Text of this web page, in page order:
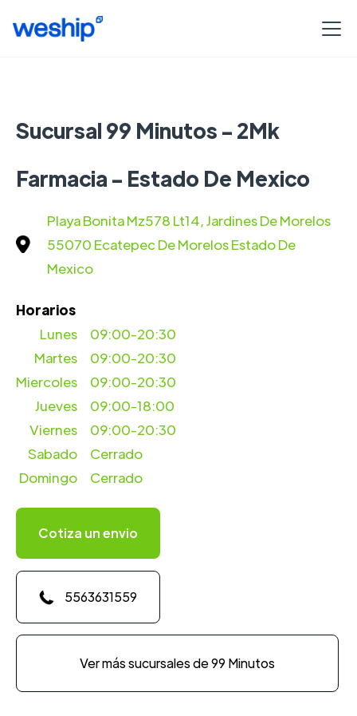
Sucursal 99 Minutos - 2Mk
Farmacia - Estado De Mexico
Playa Bonita Mz578 Lt14, Jardines De Morelos
55070 Ecatepec De Morelos Estado De
Mexico
Horarios
09:00-20:30
Martes
Miercoles
Lunes
09:00-20:30
09:00-20:30
Jueves
09:00-18:00
Viernes
09:00-20:30
Sabado
Cerrado
Domingo
Cerrado
Cotiza un envio
5563631559
Ver más sucursales de 99 Minutos